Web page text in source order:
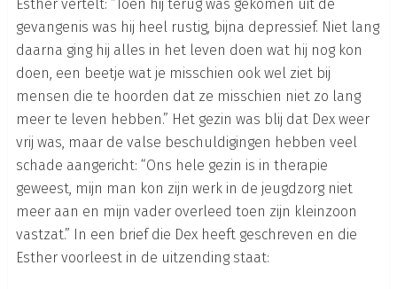
Esther vertelt: “Toen hij terug was gekomen uit de
gevangenis was hij heel rustig, bijna depressief. Niet lang
daarna ging hij alles in het leven doen wat hij nog kon
doen, een beetje wat je misschien ook wel ziet bij
mensen die te hoorden dat ze misschien niet zo lang
meer te leven hebben.” Het gezin was blij dat Dex weer
vrij was, maar de valse beschuldigingen hebben veel
schade aangericht: “Ons hele gezin is in therapie
geweest, mijn man kon zijn werk in de jeugdzorg niet
meer aan en mijn vader overleed toen zijn kleinzoon
vastzat.” In een brief die Dex heeft geschreven en die
Esther voorleest in de uitzending staat: